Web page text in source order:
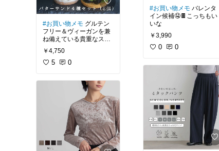
#お買い物メモ グルテン
フリー＆ヴィーガンを兼
ね備えている貴重なスイ
たい
￥4,750
5 0
#お買い物メモ バレンタ
イン候補🤤🍫こっちもい
いな
￥3,990
0 0